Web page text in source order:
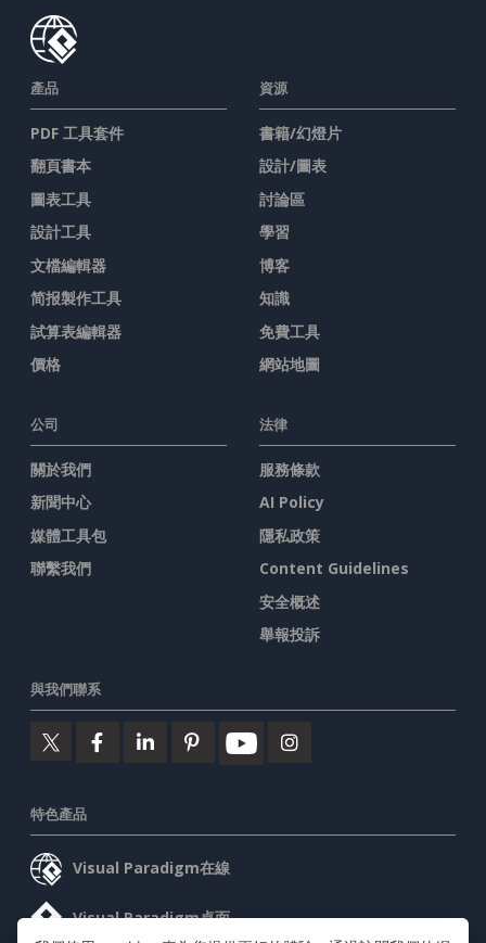
產品
PDF 工具套件
翻頁書本
圖表工具
設計工具
文檔編輯器
简报製作工具
試算表編輯器
價格
資源
書籍/幻燈片
設計/圖表
討論區
學習
博客
知識
免費工具
網站地圖
公司
關於我們
新聞中心
媒體工具包
聯繫我們
法律
服務條款
AI Policy
隱私政策
Content Guidelines
安全概述
舉報投訴
與我們聯系
特色產品
Visual Paradigm在線
Visual Paradigm桌面